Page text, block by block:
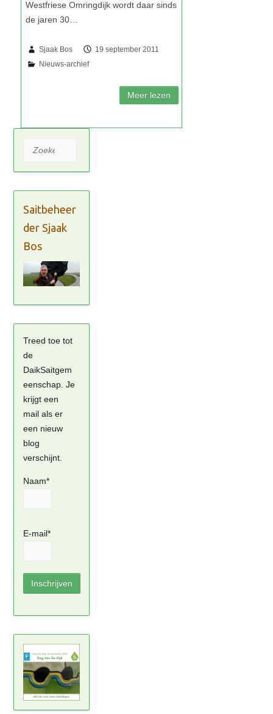
Sjaak Bos 19 september 2011
Zoeken
Saitbeheer
der Sjaak
Bos
Treed toe tot
de
DaikSaitgem
eenschap. Je
krijgt een
mail als er
een nieuw
blog
verschijnt.
Naam*
E-mail*